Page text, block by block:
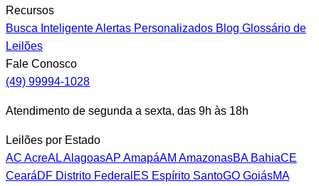
Recursos
Busca InteligenteAlertas Personalizados Blog Glossário de
Leilões
Fale Conosco
(49) 99994-1028
Atendimento de segunda a sexta, das 9h às 18h
Leilões por Estado
AC AcreALAlagoasAP AmapáAM AmazonasBABahiaCE
CearáDF Distrito Federal ES Espírito SantoGO GoiásMA